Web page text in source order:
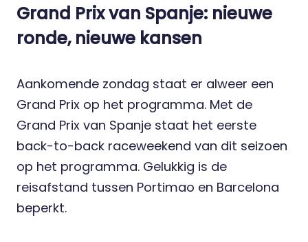
Grand Prix van Spanje: nieuwe
ronde, nieuwe kansen
Aankomende zondag staat er alweer een
Grand Prix op het programma. Met de
Grand Prix van Spanje staat het eerste
back-to-back raceweekend van dit seizoen
op het programma. Gelukkig is de
reisafstand tussen Portimao en Barcelona
beperkt.